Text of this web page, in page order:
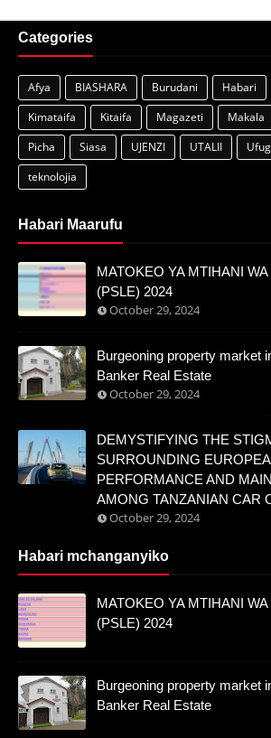
Categories
Afya BIASHARA Burudani Habari
Kimataifa
Kitaifa Magazeti Makala
Picha
Siasa UJENZI UTALII
teknolojia
Habari Maarufu
MATOKEO YA MTIHANI
(PSLE) 2024
October 29, 2024
Burgeoning property market
Banker Real Estate
October 29, 2024
DEMYSTIFYING THE
SURROUNDING
PERFORMANCE AND
AMONG TANZANIAN CAR
October 29, 2024
Habari mchanganyiko
MATOKEO YA MTIHANI
(PSLE) 2024
Burgeoning property market
Banker Real Estate